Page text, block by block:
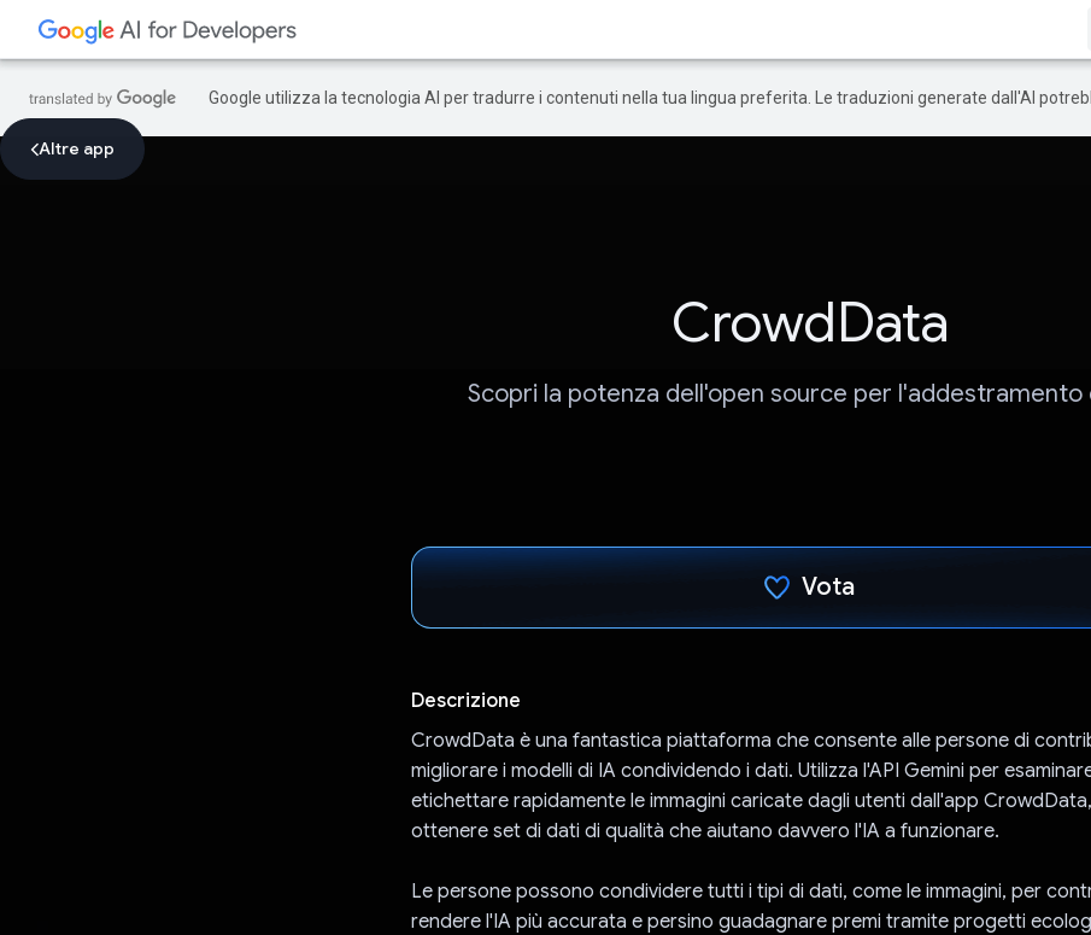
Google utilizza la tecnologia AI per tradurre i contenuti nella tua lingua preferita. Le traduzioni generate dall'AI
Altre app
CrowdData
Scopri la potenza dell'open source per l'addestramento
Vota
Descrizione
CrowdData è una fantastica piattaforma che consente alle persone di
migliorare i modelli di IA condividendo i dati. Utilizza l'API Gemini per
etichettare rapidamente le immagini caricate dagli utenti dall'app
ottenere set di dati di qualità che aiutano davvero l'IA a funzionare.
Le persone possono condividere tutti i tipi di dati, come le immagini, per
rendere l'IA più accurata e persino guadagnare premi tramite progetti